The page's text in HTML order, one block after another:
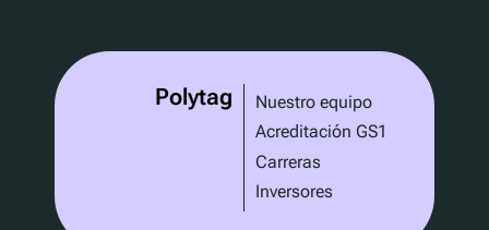
Polytag
Nuestro equipo
Acreditación GS1
Carreras
Inversores